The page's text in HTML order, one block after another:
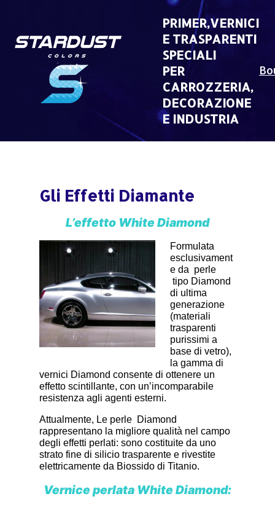
PRIMER,VERNICI
E TRASPARENTI
SPECIALI
PER
CARROZZERIA,
DECORAZIONE
E INDUSTRIA
Gli Effetti Diamante
L’effetto White Diamond
Formulata
esclusivament
e da perle
tipo Diamond
di ultima
generazione
(materiali
trasparenti
purissimi a
base di vetro),
la gamma di
vernici Diamond consente di ottenere un
effetto scintillante, con un’incomparabile
resistenza agli agenti esterni.
Attualmente, Le perle Diamond
rappresentano la migliore qualità nel campo
degli effetti perlati: sono costituite da uno
strato fine di silicio trasparente e rivestite
elettricamente da Biossido di Titanio.
Vernice perlata White Diamond: